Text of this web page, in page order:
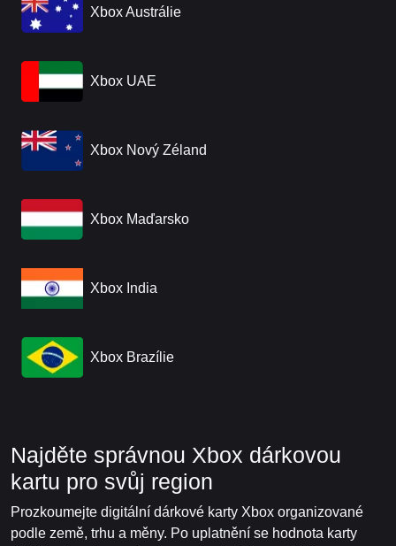
Xbox Austrálie
Xbox UAE
Xbox Nový Zéland
Xbox Maďarsko
Xbox India
Xbox Brazílie
Najděte správnou Xbox dárkovou
kartu pro svůj region
Prozkoumejte digitální dárkové karty Xbox organizované
podle země, trhu a měny. Po uplatnění se hodnota karty